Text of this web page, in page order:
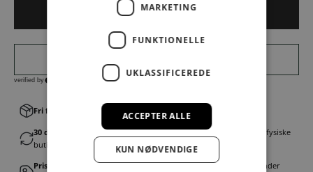
LÆG I KURV
Fri fragt v. køb over 499,00 kr.│Levering 1-3 hverdage
30 dages fortrydelsesret│Byt eller returner gratis i en af vores fysiske
butikker
Prismatch
│Vi tilbyder landsdækkende prisgaranti. Læs mere under
MARKETING
FUNKTIONELLE
UKLASSIFICEREDE
ACCEPTER ALLE
KUN NØDVENDIGE